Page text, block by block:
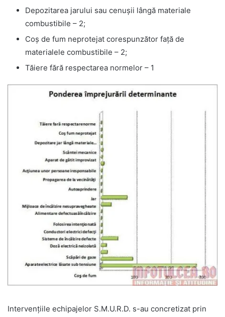
Depozitarea jarului sau cenuşii lângă materiale
combustibile – 2;
Coş de fum neprotejat corespunzător faţă de
materialele combustibile – 2;
Tăiere fără respectarea normelor – 1
Intervenţiile echipajelor S.M.U.R.D. s-au concretizat prin